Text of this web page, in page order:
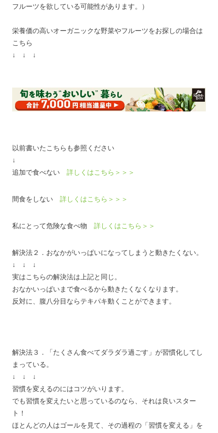
フルーツを欲している可能性があります。）
栄養価の高いオーガニックな野菜やフルーツをお探しの場合は
こちら
↓ ↓ ↓
以前書いたこちらも参照ください
↓
追加で食べない 詳しくはこちら＞＞＞
間食をしない 詳しくはこちら＞＞＞
私にとって危険な食べ物 詳しくはこちら＞＞
解決法２．おなかがいっぱいになってしまうと動きたくない。
↓ ↓ ↓
実はこちらの解決法は上記と同じ。
おなかいっぱいまで食べるから動きたくなくなります。
反対に、腹八分目ならテキパキ動くことができます。
解決法３．「たくさん食べてダラダラ過ごす」が習慣化してし
まっている。
↓ ↓ ↓
習慣を変えるのにはコツがいります。
でも習慣を変えたいと思っているのなら、それは良いスター
ト！
ほとんどの人はゴールを見て、その過程の「習慣を変える」を